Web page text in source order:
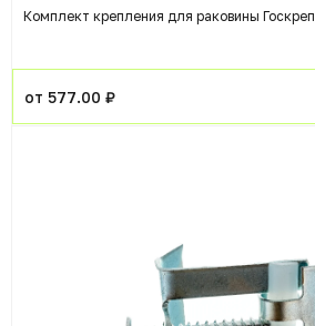
Комплект крепления для раковины Госкреп
от 577.00 ₽